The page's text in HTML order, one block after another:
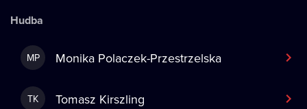
Hudba
MP Monika Polaczek-Przestrzelska
TK Tomasz Kirszling